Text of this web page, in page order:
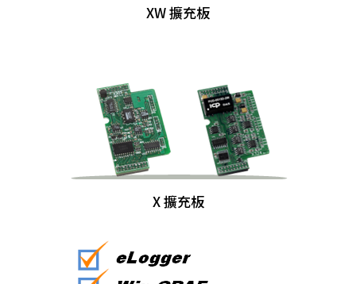
XW 擴充板
X 擴充板